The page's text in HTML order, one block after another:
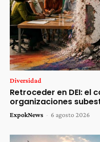
Diversidad
Retroceder en DEI: el
organizaciones
ExpokNews - 6 agosto 2026